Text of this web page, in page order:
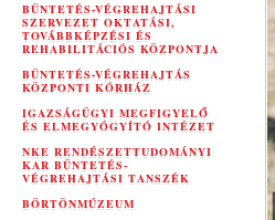
BÜNTETÉS-VÉGREHAJTÁSI
SZERVEZET OKTATÁSI,
TOVÁBBKÉPZÉSI ÉS
REHABILITÁCIÓS KÖZPONTJA
BÜNTETÉS-VÉGREHAJTÁS
KÖZPONTI KÓRHÁZ
IGAZSÁGÜGYI MEGFIGYELŐ
ÉS ELMEGYÓGYÍTÓ INTÉZET
NKE RENDÉSZETTUDOMÁNYI
KAR BÜNTETÉS-
VÉGREHAJTÁSI TANSZÉK
BÖRTÖNMÚZEUM